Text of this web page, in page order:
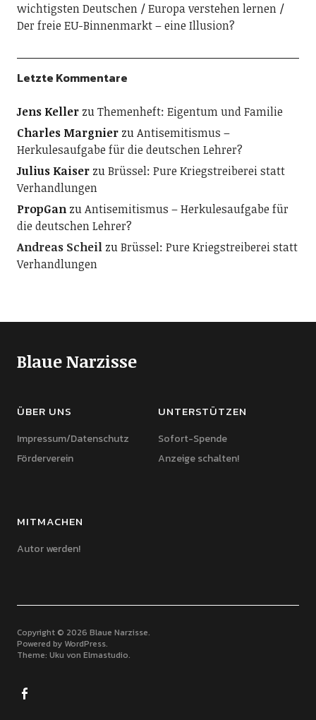
wichtigsten Deutschen
Europa verstehen lernen
Der freie EU-Binnenmarkt – eine Illusion?
Letzte Kommentare
Jens KellerzuThemenheft: Eigentum und Familie
Charles MargnierzuAntisemitismus –
Herkulesaufgabe für die deutschen Lehrer?
Julius KaiserzuBrüssel: Pure Kriegstreiberei statt
Verhandlungen
PropGanzuAntisemitismus – Herkulesaufgabe für
die deutschen Lehrer?
Andreas ScheilzuBrüssel: Pure Kriegstreiberei statt
Verhandlungen
Blaue Narzisse
ÜBER UNS
Impressum/Datenschutz
Förderverein
UNTERSTÜTZEN
Sofort-Spende
Anzeige schalten!
MITMACHEN
Autor werden!
Copyright © 2026 Blaue Narzisse
Powered by WordPress
Theme: Uku von Elmastudio